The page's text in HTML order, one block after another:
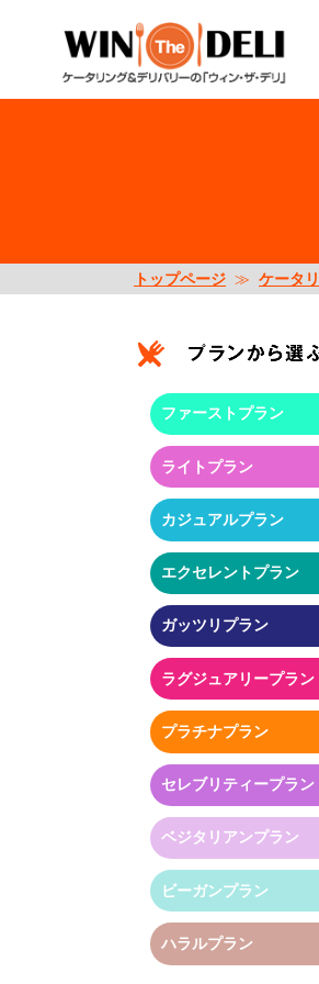
トップページ ≫ ケータ
ファーストプラン
ライトプラン
カジュアルプラン
エクセレントプラン
ガッツリプラン
ラグジュアリープラン
プラチナプラン
セレブリティープラン
ベジタリアンプラン
ビーガンプラン
ハラルプラン